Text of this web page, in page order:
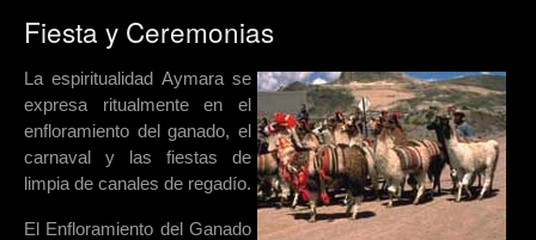
Fiesta y Ceremonias
La espiritualidad Aymara se
expresa ritualmente en el
enfloramiento del ganado, el
carnaval y las fiestas de
limpia de canales de regadío.
El Enfloramiento del Ganado